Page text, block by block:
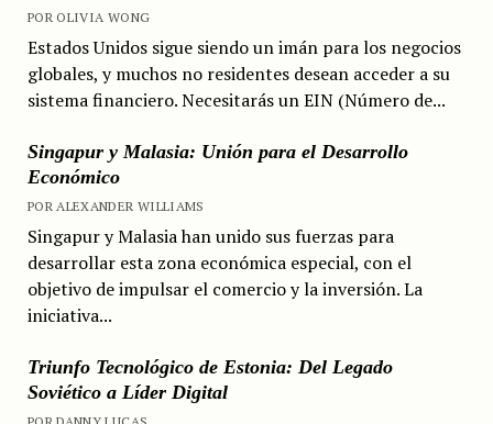
POR OLIVIA WONG
Estados Unidos sigue siendo un imán para los negocios
globales, y muchos no residentes desean acceder a su
sistema financiero. Necesitarás un EIN (Número de...
Singapur y Malasia: Unión para el Desarrollo
Económico
POR ALEXANDER WILLIAMS
Singapur y Malasia han unido sus fuerzas para
desarrollar esta zona económica especial, con el
objetivo de impulsar el comercio y la inversión. La
iniciativa...
Triunfo Tecnológico de Estonia: Del Legado
Soviético a Líder Digital